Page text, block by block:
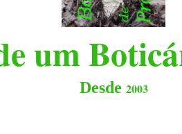
um
Desde 2003